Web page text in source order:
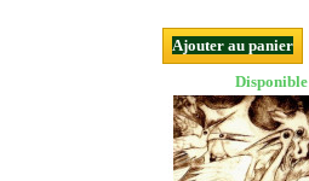
Ajouter au panier
Disponible